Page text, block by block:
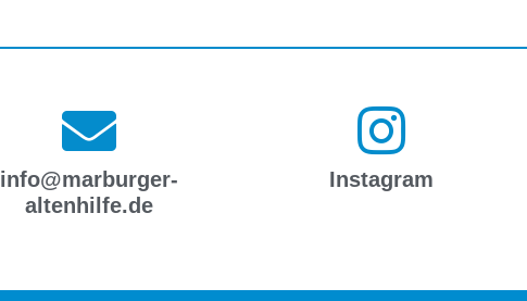
info@marburger-
altenhilfe.de
Instagram